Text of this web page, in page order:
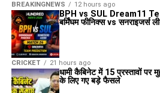
BREAKINGNEWS 12 hours ago
CRICKET 21 hours ago
BPH vs SUL Dream11
बर्मिंघम फीनिक्स vs सनराइजर्स
धामी कैबिनेट में 15 प्रस्तावों पर
के लिए गए बड़े फैसले